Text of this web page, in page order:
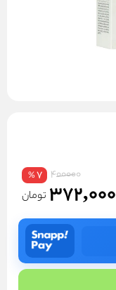
400000
7
%
372,000 تومان